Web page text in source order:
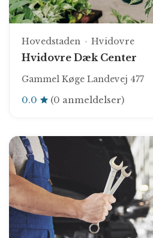
Hovedstaden Hvidovre
Hvidovre Dæk Center
Gammel Køge Landevej 477
0.0 (0 anmeldelser)